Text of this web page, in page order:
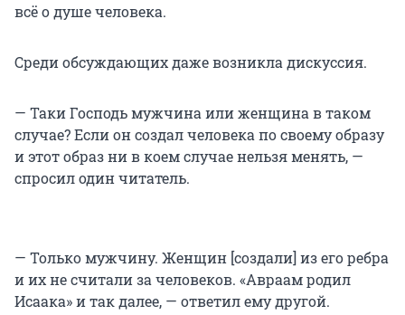
всё о душе человека.
Среди обсуждающих даже возникла дискуссия.
— Таки Господь мужчина или женщина в таком
случае? Если он создал человека по своему образу
и этот образ ни в коем случае нельзя менять, —
спросил один читатель.
— Только мужчину. Женщин [создали] из его ребра
и их не считали за человеков. «Авраам родил
Исаака» и так далее, — ответил ему другой.